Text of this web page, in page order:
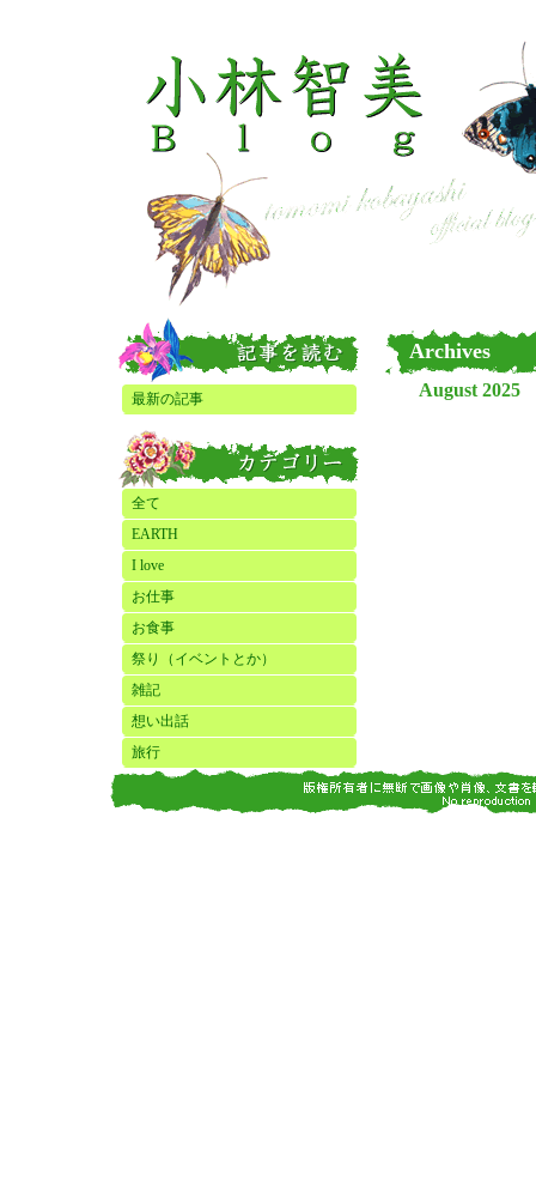
最新の記事
全て
EARTH
I love
お仕事
お食事
祭り（イベントとか）
雑記
想い出話
旅行
Archives
August 2025